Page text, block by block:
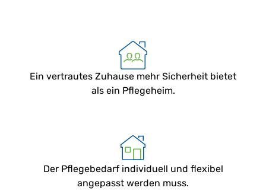
Ein vertrautes Zuhause mehr Sicherheit bietet
als ein Pflegeheim.
Der Pflegebedarf individuell und flexibel
angepasst werden muss.